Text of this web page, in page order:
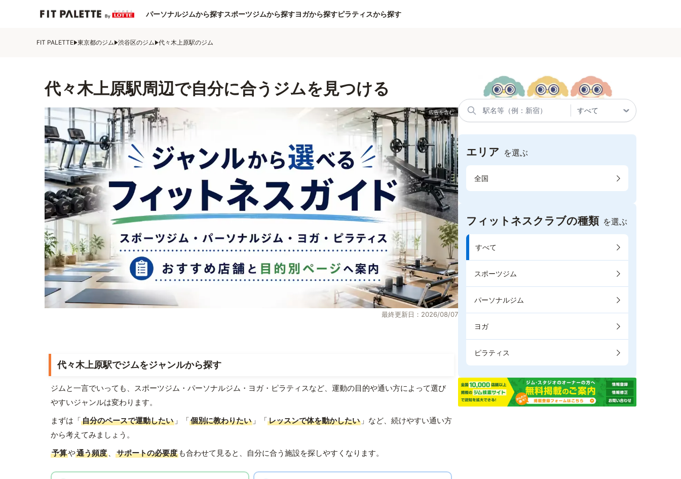
パーソナルジムから探すスポーツジムから探すヨガから探すピラティスから探す
FIT PALETTE 東京都のジム 渋谷区のジム 代々木上原駅のジム
代々木上原駅周辺で自分に合うジムを見つける
最終更新日：2026/08/07
代々木上原駅でジムをジャンルから探す
ジムと一言でいっても、スポーツジム・パーソナルジム・ヨガ・ピラティスなど、運動の目的や通い方によって選び
やすいジャンルは変わります。
まずは「自分のペースで運動したい 」「個別に教わりたい 」「レッスンで体を動かしたい 」など、続けやすい通い方
から考えてみましょう。
予算や通う頻度 、 サポートの必要度 も合わせて見ると、自分に合う施設を探しやすくなります。
エリア を選ぶ
全国
フィットネスクラブの種類 を選ぶ
すべて
スポーツジム
パーソナルジム
ヨガ
ピラティス